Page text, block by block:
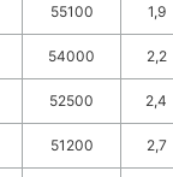
55100 1,9
54000 2,2
52500 2,4
51200 2,7